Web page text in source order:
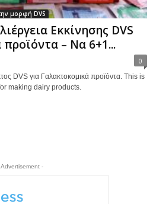
μορφή DVS
Εκκίνησης DVS
– Να 6+1...
0
DVS για Γαλακτοκομικά προϊόντα. This is
making dairy products.
Advertisement -